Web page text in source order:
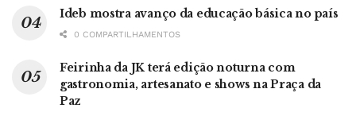
Ideb mostra avanço da educação básica no país
0 COMPARTILHAMENTOS
Feirinha da JK terá edição noturna com
gastronomia, artesanato e shows na Praça da
Paz